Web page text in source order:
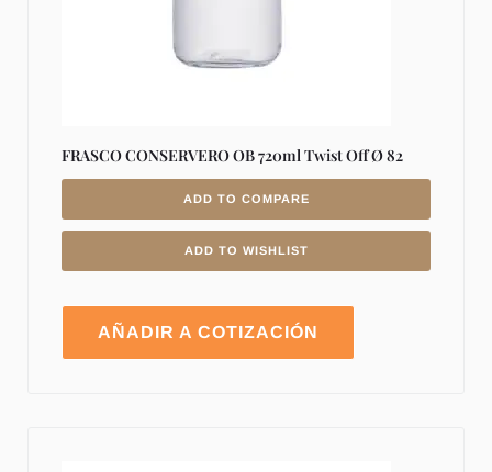
FRASCO CONSERVERO OB 720ml Twist Off Ø 82
ADD TO COMPARE
ADD TO WISHLIST
AÑADIR A COTIZACIÓN